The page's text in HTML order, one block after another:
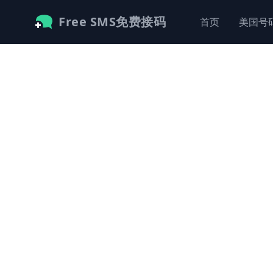
Free SMS免费接码 首页 美国号